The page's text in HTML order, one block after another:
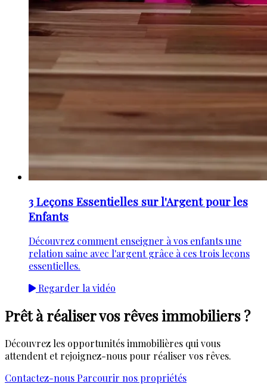
3 Leçons Essentielles sur l'Argent pour les
Enfants
Découvrez comment enseigner à vos enfants une
relation saine avec l'argent grâce à ces trois leçons
essentielles.
Regarder la vidéo
Prêt à réaliser vos rêves immobiliers ?
Découvrez les opportunités immobilières qui vous
attendent et rejoignez-nous pour réaliser vos rêves.
Contactez-nous Parcourir nos propriétés